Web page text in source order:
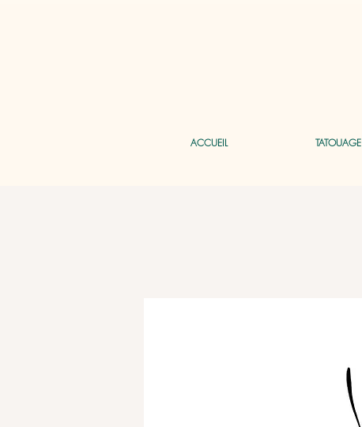
ACCUEIL TATOUAGE